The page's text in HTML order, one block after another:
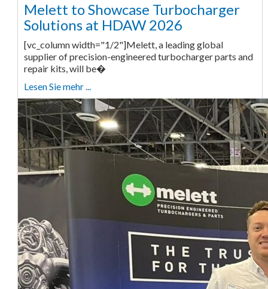
Melett to Showcase Turbocharger
Solutions at HDAW 2026
[vc_column width="1/2"]Melett, a leading global
supplier of precision-engineered turbocharger parts and
repair kits, will be�
Lesen Sie mehr ...